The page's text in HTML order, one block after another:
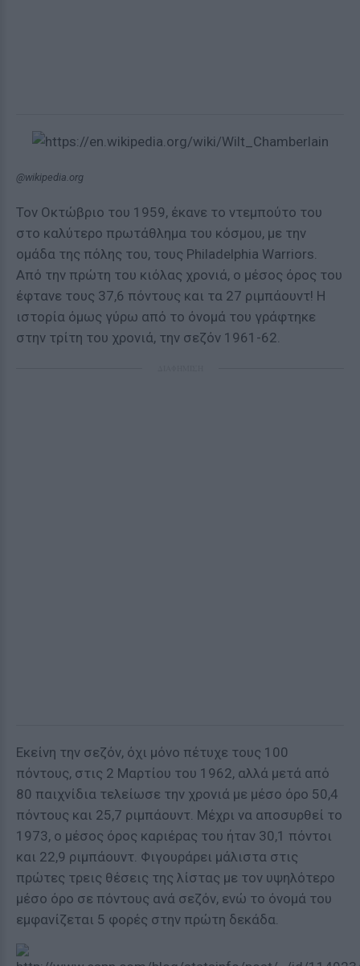
@wikipedia.org
Τον Οκτώβριο του 1959, έκανε το ντεμπούτο του
στο καλύτερο πρωτάθλημα του κόσμου, με την
ομάδα της πόλης του, τους Philadelphia Warriors.
Από την πρώτη του κιόλας χρονιά, ο μέσος όρος του
έφτανε τους 37,6 πόντους και τα 27 ριμπάουντ! Η
ιστορία όμως γύρω από το όνομά του γράφτηκε
στην τρίτη του χρονιά, την σεζόν 1961-62.
Εκείνη την σεζόν, όχι μόνο πέτυχε τους 100
πόντους, στις 2 Μαρτίου του 1962, αλλά μετά από
80 παιχνίδια τελείωσε την χρονιά με μέσο όρο 50,4
πόντους και 25,7 ριμπάουντ. Μέχρι να αποσυρθεί το
1973, ο μέσος όρος καριέρας του ήταν 30,1 πόντοι
και 22,9 ριμπάουντ. Φιγουράρει μάλιστα στις
πρώτες τρεις θέσεις της λίστας με τον υψηλότερο
μέσο όρο σε πόντους ανά σεζόν, ενώ το όνομά του
εμφανίζεται 5 φορές στην πρώτη δεκάδα.